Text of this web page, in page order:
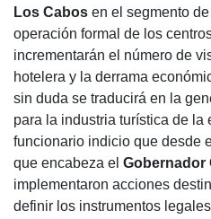
Los Cabos en el segmento
operación formal de los
incrementarán el número de
hotelera y la derrama
sin duda se traducirá en la
para la industria turística de la
funcionario indicio que desde
que encabeza el Gobernador
implementaron acciones
definir los instrumentos